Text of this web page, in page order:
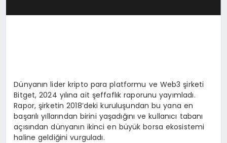
Dünyanın lider kripto para platformu ve Web3 şirketi
Bitget, 2024 yılına ait şeffaflık raporunu yayımladı.
Rapor, şirketin 2018’deki kuruluşundan bu yana en
başarılı yıllarından birini yaşadığını ve kullanıcı tabanı
açısından dünyanın ikinci en büyük borsa ekosistemi
haline geldiğini vurguladı.